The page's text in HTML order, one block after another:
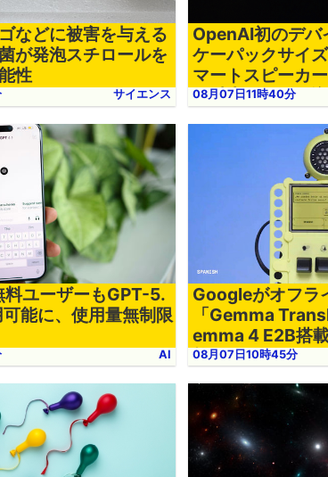
などに被害を与える
が発泡スチロールを
性
サイエンス
OpenAI初のデバ
ケーパックサイ
マートスピーカ
円以上になる見込
08月07日11時40分
ユーザーもGPT-5.
能に、使用量無制限
AI
Googleがオフラ
「Gemma
emma 4 E2B搭
能
08月07日10時45分